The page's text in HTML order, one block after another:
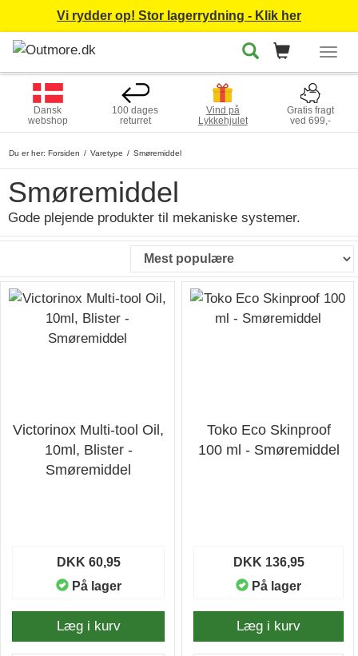
Vi rydder op! Stor lagerrydning - Klik her
Dansk
webshop
100 dages
returret
Vind på
Lykkehjulet
Gratis fragt
ved 699,-
Du er her: Forsiden Varetype Smøremiddel
Smøremiddel
Gode plejende produkter til mekaniske systemer.
Victorinox Multi-tool Oil,
10ml, Blister -
Smøremiddel
DKK 60,95
På lager
Læg i kurv
Toko Eco Skinproof
100 ml - Smøremiddel
DKK 136,95
På lager
Læg i kurv